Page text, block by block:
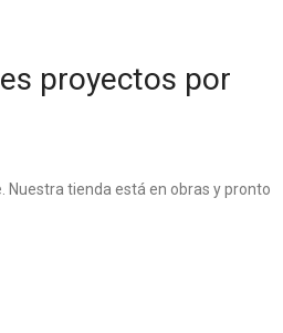
proyectos por
Nuestra tienda está en obras y pronto